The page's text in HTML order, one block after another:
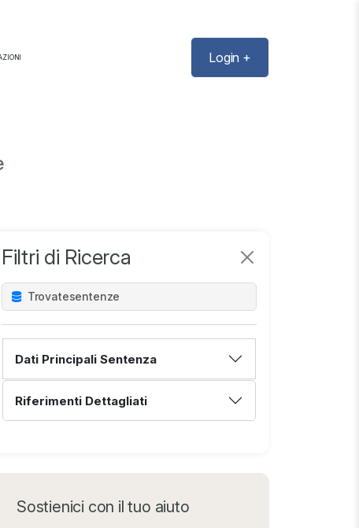
Login +
Filtri di Ricerca
Trovatesentenze
Dati Principali Sentenza
Riferimenti Dettagliati
Sostienici con il tuo aiuto